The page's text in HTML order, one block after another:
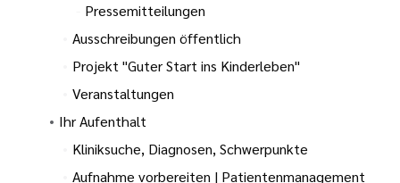
Pressemitteilungen
Ausschreibungen öffentlich
Projekt "Guter Start ins Kinderleben"
Veranstaltungen
Ihr Aufenthalt
Kliniksuche, Diagnosen, Schwerpunkte
Aufnahme vorbereiten | Patientenmanagement